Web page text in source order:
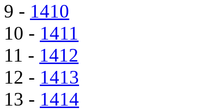
9 - 1410
10 - 1411
11 - 1412
12 - 1413
13 - 1414